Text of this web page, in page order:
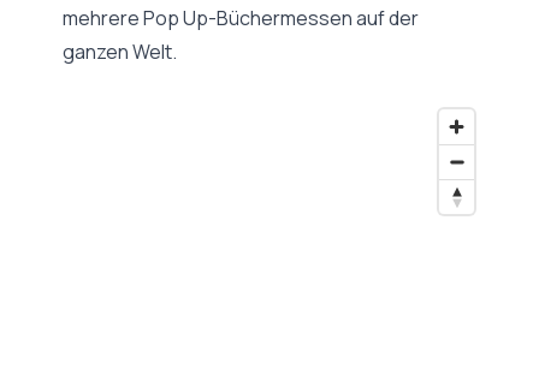
mehrere Pop Up-Büchermessen auf der
ganzen Welt.